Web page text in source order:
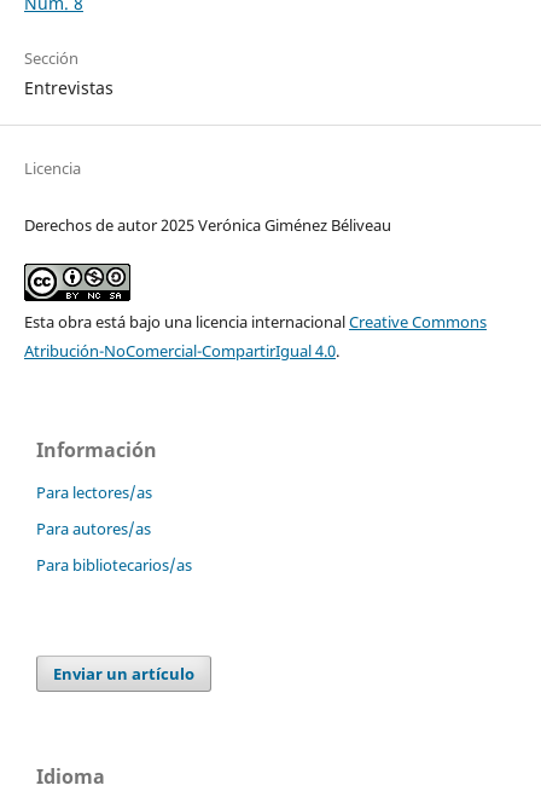
Sección
Entrevistas
Licencia
Derechos de autor 2025 Verónica Giménez Béliveau
Esta obra está bajo una licencia internacionalCreative Commons
Atribución-NoComercial-CompartirIgual 4.0.
Información
Para lectores/as
Para autores/as
Para bibliotecarios/as
Enviar un artículo
Idioma